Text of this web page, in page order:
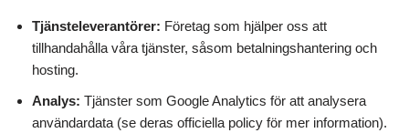
Tjänsteleverantörer: Företag som hjälper oss att
tillhandahålla våra tjänster, såsom betalningshantering och
hosting.
Analys: Tjänster som Google Analytics för att analysera
användardata (se deras officiella policy för mer information).